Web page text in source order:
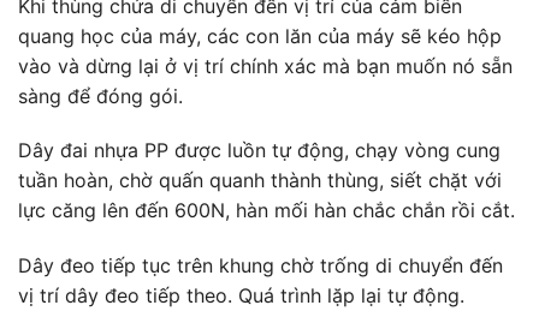
Khi thùng chứa di chuyển đến vị trí của cảm biến
quang học của máy, các con lăn của máy sẽ kéo hộp
vào và dừng lại ở vị trí chính xác mà bạn muốn nó sẵn
sàng để đóng gói.
Dây đai nhựa PP được luồn tự động, chạy vòng cung
tuần hoàn, chờ quấn quanh thành thùng, siết chặt với
lực căng lên đến 600N, hàn mối hàn chắc chắn rồi cắt.
Dây đeo tiếp tục trên khung chờ trống di chuyển đến
vị trí dây đeo tiếp theo. Quá trình lặp lại tự động.